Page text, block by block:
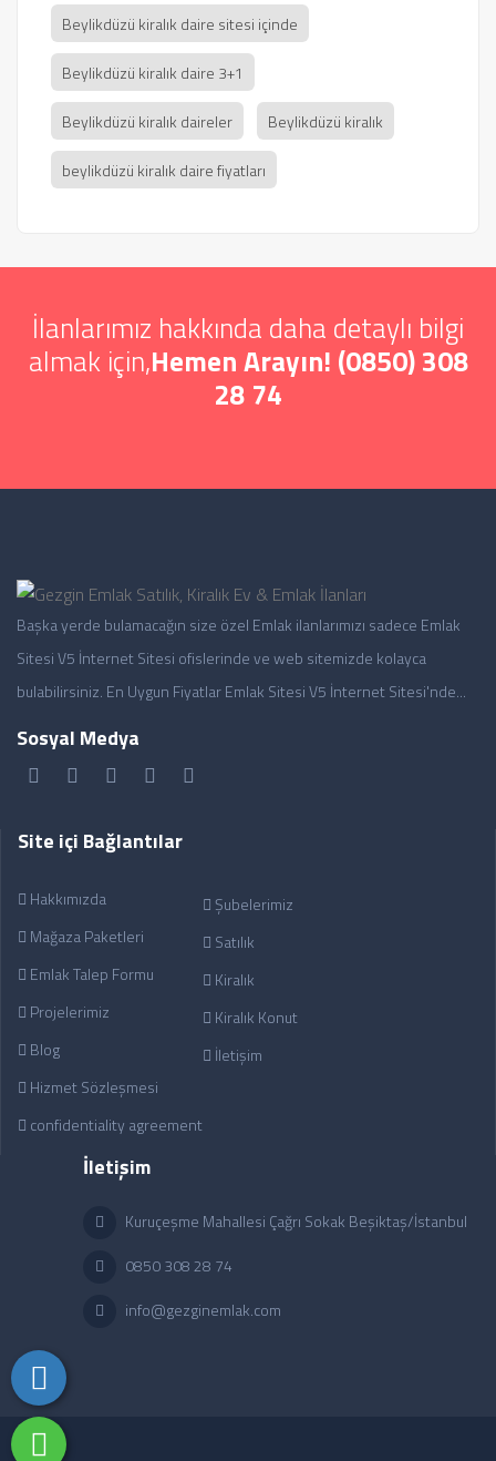
Beylikdüzü kiralık daire sitesi içinde
Beylikdüzü kiralık daire 3+1
Beylikdüzü kiralık daireler Beylikdüzü kiralık
beylikdüzü kiralık daire fiyatları
İlanlarımız hakkında daha detaylı bilgi
almak için,Hemen Arayın! (0850) 308
28 74
Başka yerde bulamacağın size özel Emlak ilanlarımızı sadece Emlak
Sitesi V5 İnternet Sitesi ofislerinde ve web sitemizde kolayca
bulabilirsiniz. En Uygun Fiyatlar Emlak Sitesi V5 İnternet Sitesi'nde...
Sosyal Medya
Site içi Bağlantılar
Hakkımızda
Mağaza Paketleri
Emlak Talep Formu
Projelerimiz
Blog
Hizmet Sözleşmesi
confidentiality agreement
Şubelerimiz
Satılık
Kiralık
Kiralık Konut
İletişim
İletişim
Kuruçeşme Mahallesi Çağrı Sokak Beşiktaş/İstanbul
0850 308 28 74
info@gezginemlak.com